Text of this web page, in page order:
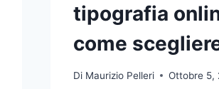
tipografia
come
Di Maurizio Pelleri Ottobre 5,